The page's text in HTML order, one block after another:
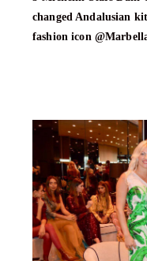
changed Andalusian
fashion icon